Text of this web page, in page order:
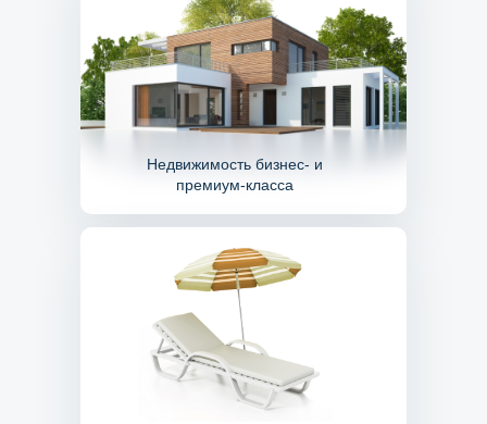
Недвижимость бизнес- и
премиум-класса